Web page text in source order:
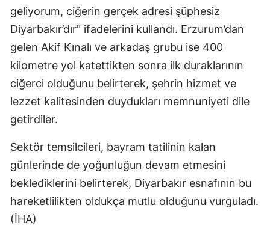
geliyorum, ciğerin gerçek adresi şüphesiz
Diyarbakır’dır" ifadelerini kullandı. Erzurum’dan
gelen Akif Kınalı ve arkadaş grubu ise 400
kilometre yol katettikten sonra ilk duraklarının
ciğerci olduğunu belirterek, şehrin hizmet ve
lezzet kalitesinden duydukları memnuniyeti dile
getirdiler.
Sektör temsilcileri, bayram tatilinin kalan
günlerinde de yoğunluğun devam etmesini
beklediklerini belirterek, Diyarbakır esnafının bu
hareketlilikten oldukça mutlu olduğunu vurguladı.
(İHA)